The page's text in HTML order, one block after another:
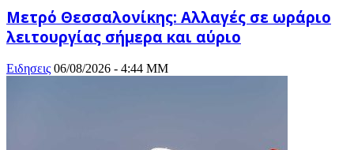
Μετρό Θεσσαλονίκης: Αλλαγές σε ωράριο
λειτουργίας σήμερα και αύριο
Ειδησεις 06/08/2026 - 4:44 ΜΜ